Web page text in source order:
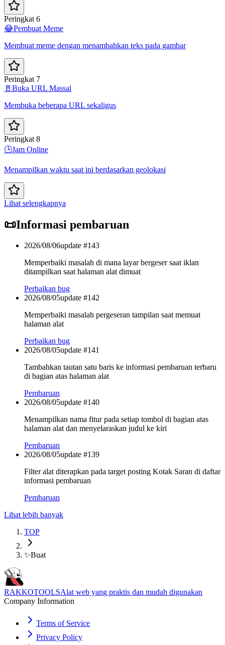
Peringkat 6
😂Pembuat Meme
Membuat meme dengan menambahkan teks pada gambar
Peringkat 7
🚪 Buka URL Massal
Membuka beberapa URL sekaligus
Peringkat 8
🕒Jam Online
Menampilkan waktu saat ini berdasarkan geolokasi
Lihat selengkapnya
📜Informasi pembaruan
2026/08/06update #143
Memperbaiki masalah di mana layar bergeser saat iklan
ditampilkan saat halaman alat dimuat
Perbaikan bug
2026/08/05update #142
Memperbaiki masalah pergeseran tampilan saat memuat
halaman alat
Perbaikan bug
2026/08/05update #141
Tambahkan tautan satu baris ke informasi pembaruan terbaru
di bagian atas halaman alat
Pembaruan
2026/08/05update #140
Menampilkan nama fitur pada setiap tombol di bagian atas
halaman alat dan menyelaraskan judul ke kiri
Pembaruan
2026/08/05update #139
Filter alat diterapkan pada target posting Kotak Saran di daftar
informasi pembaruan
Pembaruan
Lihat lebih banyak
TOP
✨Buat
RAKKOTOOLSAlat web yang praktis dan mudah digunakan
Company Information
Terms of Service
Privacy Policy